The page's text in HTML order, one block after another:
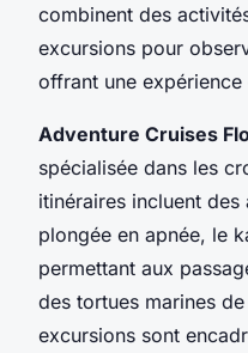
combinent des
excursions pour
offrant une
Adventure Cruises
spécialisée dans les
itinéraires incluent
plongée en apnée, le
permettant aux
des tortues marines
excursions sont